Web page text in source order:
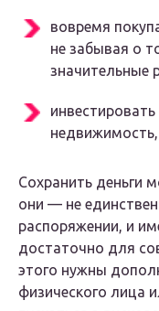
вовремя
не забывая о
значительные
Сохранить деньги
они — не
распоряжении, и
достаточно для
этого нужны
физического лица